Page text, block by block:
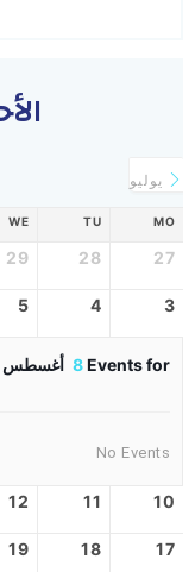
يوليو
MO
TU
WE
27
28
29
3
4
5
Events for
8 أغسطس
No Events
10
11
12
17
18
19